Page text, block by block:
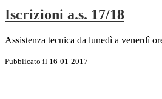
Iscrizioni a.s. 17/18
Assistenza tecnica da lunedì a venerdì
Pubblicato il 16-01-2017